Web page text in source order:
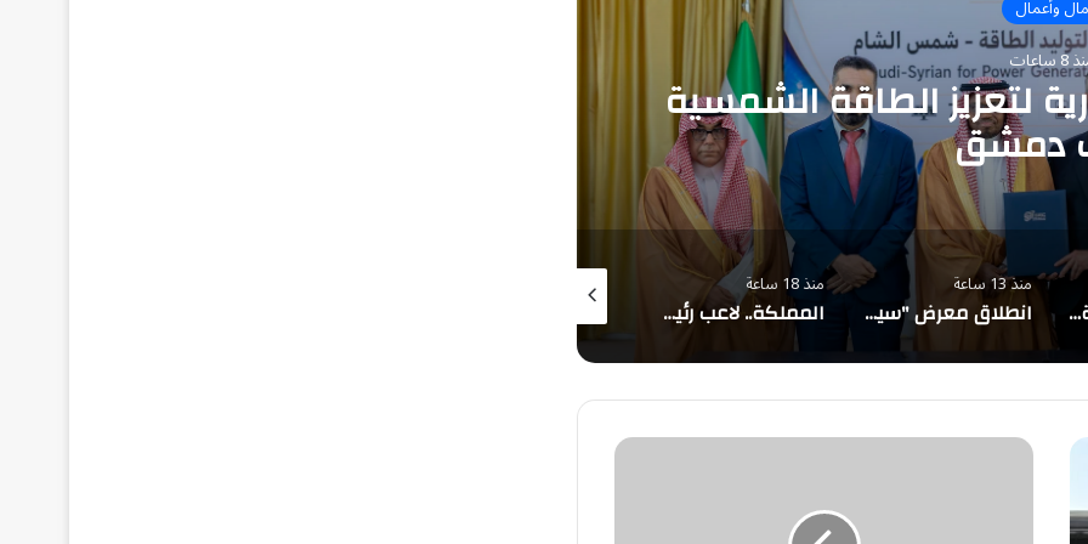
مال وأعمال
ساعات
لتعزيز الطاقة الشمسية
دمشق
"سابك" تفوز بجائزة دولية لابتكارها منتجًا مصممًا لسوق الطاقة الشمسية
منذ 13 ساعة
انطلاق معرض "سيريدو" العقاري مطلع سبتمبر في جدة
منذ 18 ساعة
المملكة.. لاعب رئيسي في معادلة الطاقة العالمية
منذ 19 ساعة
غزة..